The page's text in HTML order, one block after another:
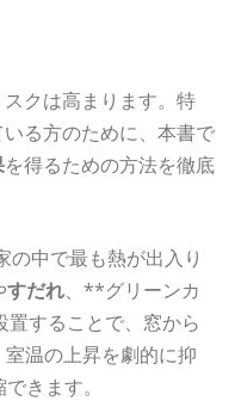
クは高まります。特
る方のために、本書で
を得るための方法を徹底
の中で最も熱が出入り
すだれ、**グリーンカ
することで、窓から
温の上昇を劇的に抑
きます。